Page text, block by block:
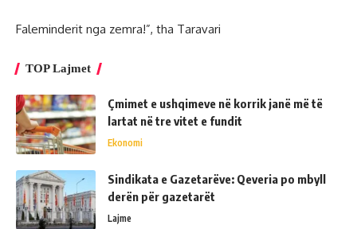
Faleminderit nga zemra!”, tha Taravari
TOP Lajmet
Çmimet e ushqimeve në korrik janë më të
lartat në tre vitet e fundit
Ekonomi
Sindikata e Gazetarëve: Qeveria po mbyll
derën për gazetarët
Lajme